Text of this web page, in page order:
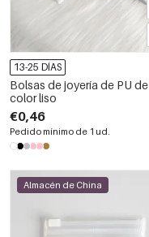
13-25 DÍAS
Bolsas de joyería de PU de
color liso
€0,46
Pedido mínimo de 1 ud.
Almacén de China